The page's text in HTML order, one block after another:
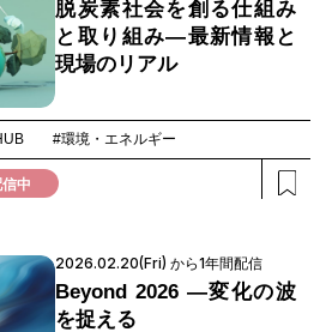
脱炭素社会を創る仕組み
と取り組み―最新情報と
現場のリアル
#環境・エネルギー
中
2026.02.20(Fri) から1年間配信
Beyond 2026 ―変化の波
を捉える